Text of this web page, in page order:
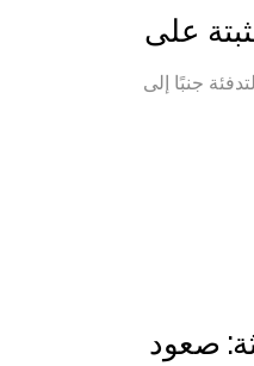
على
جنبًا إلى
صعود